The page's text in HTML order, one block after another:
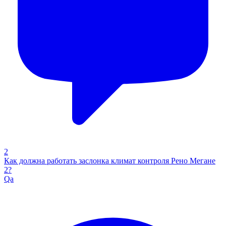
2
Как должна работать заслонка климат контроля Рено Мегане
2?
Qa